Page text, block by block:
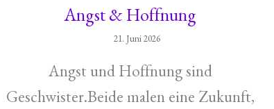
Angst & Hoffnung
21. Juni 2026
Angst und Hoffnung sind
Geschwister.Beide malen eine Zukunft,